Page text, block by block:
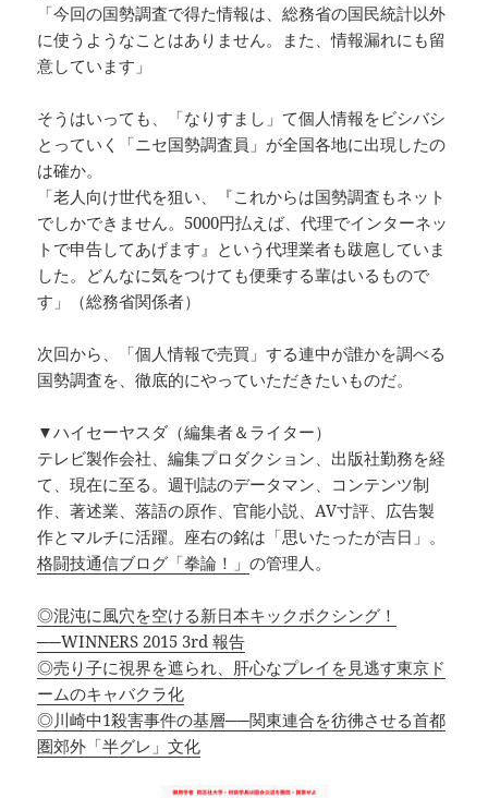
「今回の国勢調査で得た情報は、総務省の国民統計以外
に使うようなことはありません。また、情報漏れにも留
意しています」
そうはいっても、「なりすまし」て個人情報をビシバシ
とっていく「ニセ国勢調査員」が全国各地に出現したの
は確か。
「老人向け世代を狙い、『これからは国勢調査もネット
でしかできません。5000円払えば、代理でインターネッ
トで申告してあげます』という代理業者も跋扈していま
した。どんなに気をつけても便乗する輩はいるもので
す」（総務省関係者）
次回から、「個人情報で売買」する連中が誰かを調べる
国勢調査を、徹底的にやっていただきたいものだ。
▼ハイセーヤスダ（編集者＆ライター）
テレビ製作会社、編集プロダクション、出版社勤務を経
て、現在に至る。週刊誌のデータマン、コンテンツ制
作、著述業、落語の原作、官能小説、AV寸評、広告製
作とマルチに活躍。座右の銘は「思いたったが吉日」。
格闘技通信ブログ「拳論！」の管理人。
◎混沌に風穴を空ける新日本キックボクシング！
──WINNERS 2015 3rd 報告
◎売り子に視界を遮られ、肝心なプレイを見逃す東京ド
ームのキャバクラ化
◎川崎中1殺害事件の基層──関東連合を彷彿させる首都
圏郊外「半グレ」文化